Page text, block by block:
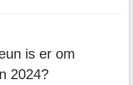
is er om
2024?